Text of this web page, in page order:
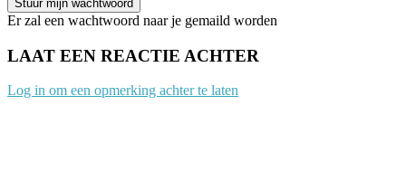
Er zal een wachtwoord naar je gemaild worden
LAAT EEN REACTIE ACHTER
Log in om een opmerking achter te laten